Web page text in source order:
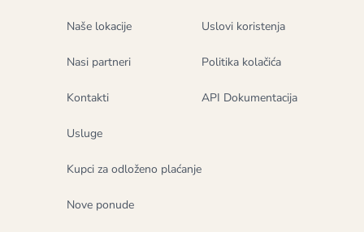
Naše lokacije
Nasi partneri
Kontakti
Usluge
Kupci za odloženo plaćanje
Nove ponude
Uslovi koristenja
Politika kolačića
API Dokumentacija